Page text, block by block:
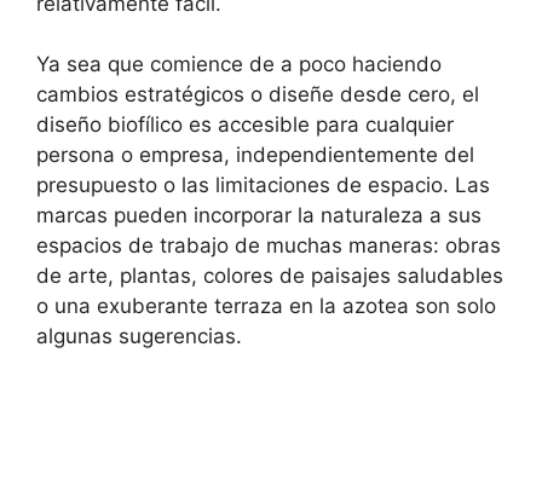
Ya sea que comience de a poco haciendo
cambios estratégicos o diseñe desde cero, el
diseño biofílico es accesible para cualquier
persona o empresa, independientemente del
presupuesto o las limitaciones de espacio. Las
marcas pueden incorporar la naturaleza a sus
espacios de trabajo de muchas maneras: obras
de arte, plantas, colores de paisajes saludables
o una exuberante terraza en la azotea son solo
algunas sugerencias.